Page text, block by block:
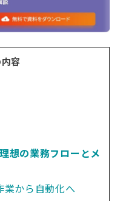
容
想の業務フローとメ
業から自動化へ